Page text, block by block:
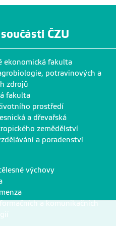
ČZU
ekonomická fakulta
potravinových a
zdrojů
fakulta
prostředí
a dřevařská
zemědělství
a poradenství
výchovy
a komunikačních